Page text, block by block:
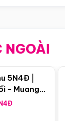
NGOÀI
Điểm nổi bật
5N4Đ |
- Muang
Vietnam